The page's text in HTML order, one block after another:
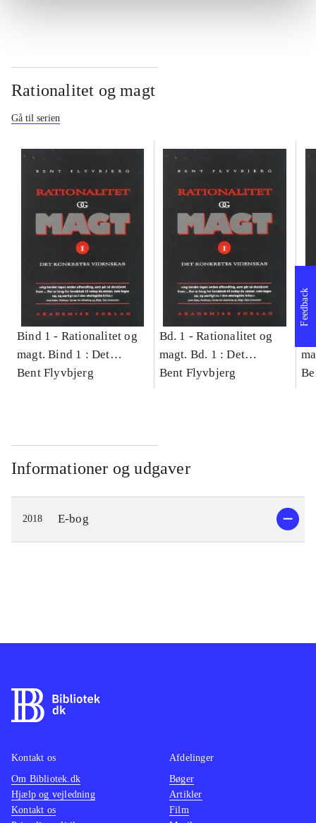
Rationalitet og magt
Gå til serien
Bind 1 - Rationalitet og
magt. Bind 1 : Det
konkretes videnskab
Bent Flyvbjerg
Bd. 1 -Rationalitet og
magt. Bd. 1 : Det
konkretes videnskab
Bent Flyvbjerg
Informationer og udgaver
2018 E-bog
Feedback
Kontakt os
Om Bibliotek.dk
Hjælp og vejledning
Kontakt os
Afdelinger
Bøger
Artikler
Film